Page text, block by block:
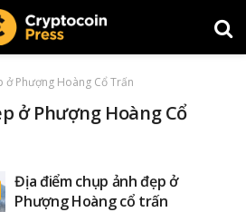
ở Phượng Hoàng Cổ Trấn
ở Phượng Hoàng Cổ
Địa điểm chụp ảnh đẹp ở
Phượng Hoàng cổ trấn